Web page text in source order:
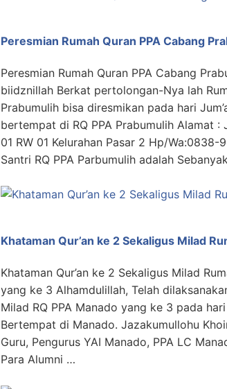
Peresmian Rumah Quran PPA Cabang
Peresmian Rumah Quran PPA Cabang
biidznillah Berkat pertolongan-Nya lah
Prabumulih bisa diresmikan pada hari
bertempat di RQ PPA Prabumulih Alamat :
01 RW 01 Kelurahan Pasar 2 Hp/
Santri RQ PPA Parbumulih adalah
Khataman Qur’an ke 2 Sekaligus Milad
Khataman Qur’an ke 2 Sekaligus Milad
yang ke 3 Alhamdulillah, Telah
Milad RQ PPA Manado yang ke 3 pada
Bertempat di Manado. Jazakumullohu
Guru, Pengurus YAI Manado, PPA LC
Para Alumni …